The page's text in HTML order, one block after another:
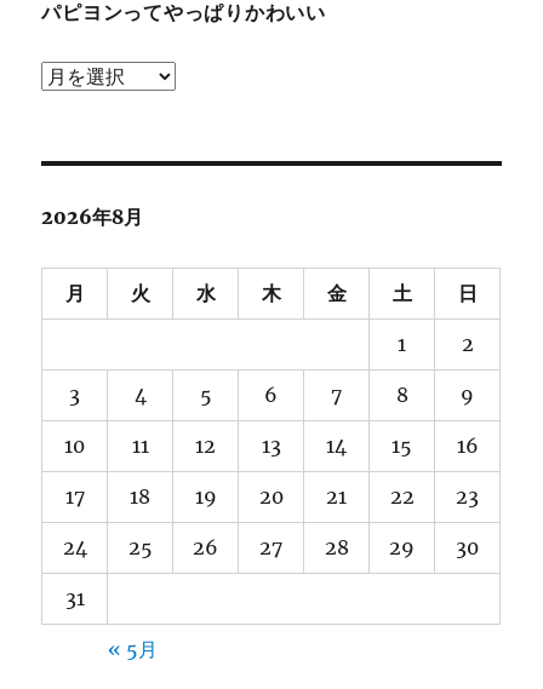
パピヨンってやっぱりかわいい
パ
っ
っ
か
い
2026年8月
月 火 水 木 金 土 日
1 2
3 4 5 6 7 8 9
10 11 12 13 14 15 16
17 18 19 20 21 22 23
24 25 26 27 28 29 30
31
« 5月